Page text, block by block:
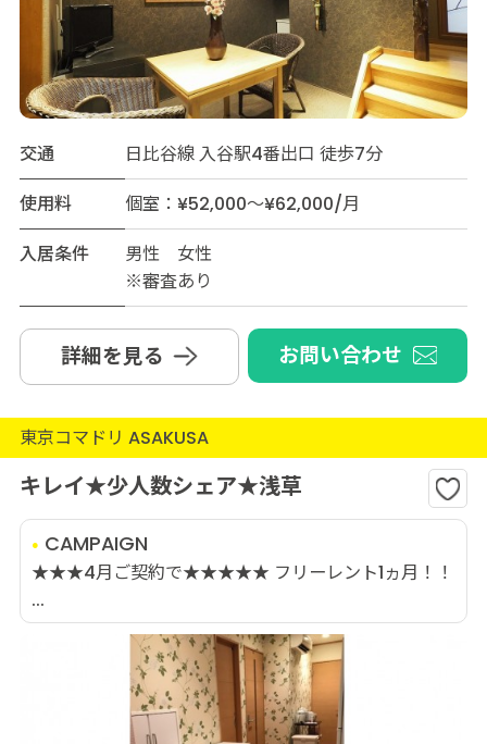
交通
日比谷線 入谷駅4番出口 徒歩7分
使用料
個室：¥52,000～¥62,000/月
入居条件
男性 女性
※審査あり
詳細を見る お問い合わせ
東京コマドリ ASAKUSA
キレイ★少人数シェア★浅草
CAMPAIGN
★★★4月ご契約で★★★★★ フリーレント1ヵ月！！
...